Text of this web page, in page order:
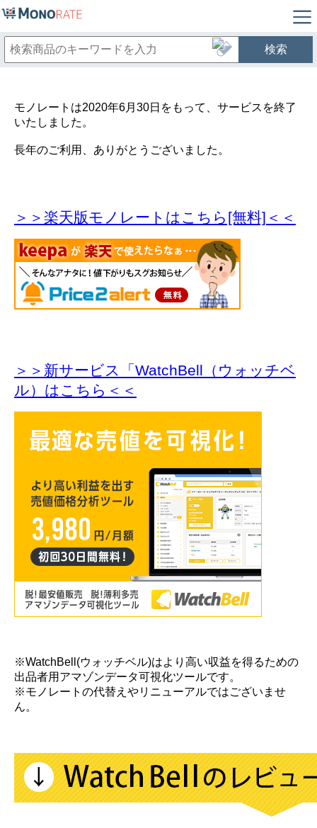
検索
モノレートは2020年6月30日をもって、サービスを終了
いたしました。
長年のご利用、ありがとうございました。
＞＞楽天版モノレートはこちら[無料]＜＜
＞＞新サービス「WatchBell（ウォッチベ
ル）はこちら＜＜
※WatchBell(ウォッチベル)はより高い収益を得るための
出品者用アマゾンデータ可視化ツールです。
※モノレートの代替えやリニューアルではございませ
ん。